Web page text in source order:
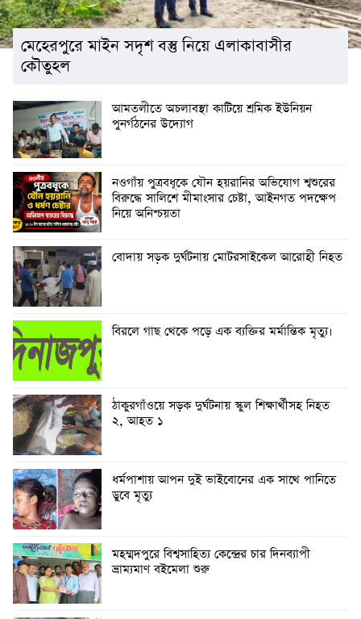
মেহেরপুরে মাইন সদৃশ বস্তু নিয়ে এলাকাবাসীর
কৌতুহল
আমতলীতে অচলাবস্থা কাটিয়ে শ্রমিক ইউনিয়ন
পুনর্গঠনের উদ্যোগ
নওগাঁয় পুত্রবধূকে যৌন হয়রানির অভিযোগ শ্বশুরের
বিরুদ্ধে সালিশে মীমাংসার চেষ্টা, আইনগত পদক্ষেপ
নিয়ে অনিশ্চয়তা
বোদায় সড়ক দুর্ঘটনায় মোটরসাইকেল আরোহী নিহত
বিরলে গাছ থেকে পড়ে এক ব্যক্তির মর্মান্তিক মৃত্যু।
ঠাকুরগাঁওয়ে সড়ক দুর্ঘটনায় স্কুল শিক্ষার্থীসহ নিহত
২, আহত ১
ধর্মপাশায় আপন দুই ভাইবোনের এক সাথে পানিতে
ডুবে মৃত্যু
মহম্মদপুরে বিশ্বসাহিত্য কেন্দ্রের চার দিনব্যাপী
ভ্রাম্যমাণ বইমেলা শুরু